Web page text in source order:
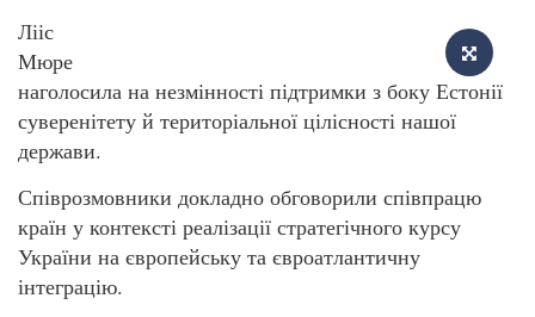
Лііс
Мюре
наголосила на незмінності підтримки з боку Естонії
суверенітету й територіальної цілісності нашої
держави.
Співрозмовники докладно обговорили співпрацю
країн у контексті реалізації стратегічного курсу
України на європейську та євроатлантичну
інтеграцію.